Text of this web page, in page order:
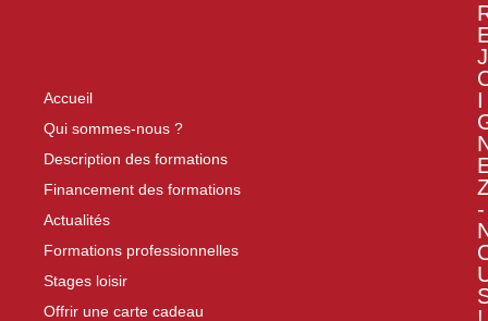
Accueil
Qui sommes-nous ?
Description des formations
Financement des formations
Actualités
Formations professionnelles
Stages loisir
Offrir une carte cadeau
J
I
-